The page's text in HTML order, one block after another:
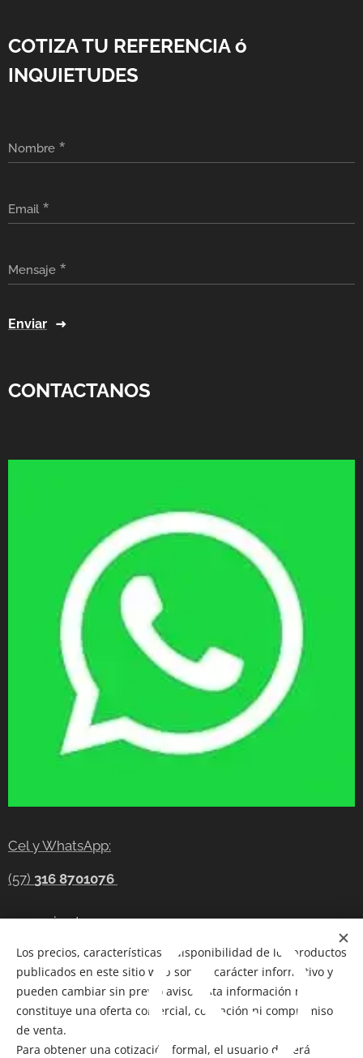
COTIZA TU REFERENCIA ó
INQUIETUDES
Nombre
Email
Mensaje
Enviar
CONTACTANOS
Cel y WhatsApp:
(57) 316 8701076
gerencia@tecnocompras.com.co
Cel y WhatsApp:(57)316 8701076
Cel: (57) 300 8686914
Telegram:
Los precios, características y disponibilidad de los productos
publicados en este sitio web son de carácter informativo y
pueden cambiar sin previo aviso. Esta información no
constituye una oferta comercial, cotización ni compromiso
de venta.
Para obtener una cotización formal, el usuario deberá